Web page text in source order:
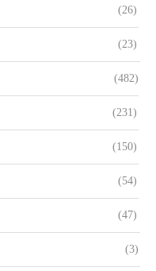
(26)
(23)
(482)
(231)
(150)
(54)
(47)
(3)